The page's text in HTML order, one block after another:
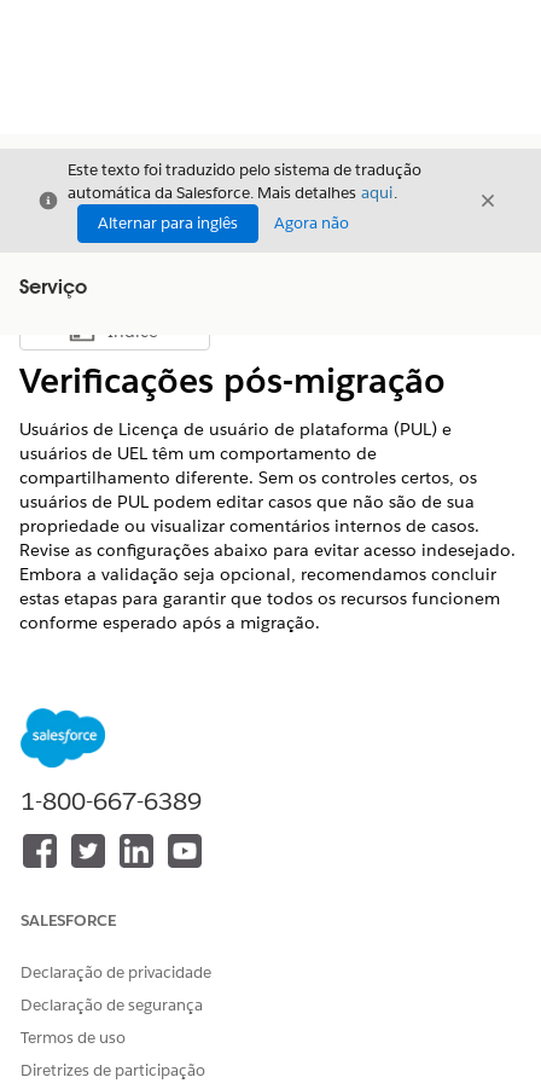
Fechar
Este texto foi traduzido pelo sistema de tradução
automática da Salesforce. Mais detalhes aqui.
Alternar para inglês
Agora não
Fechar
Serviço
Mostrar índice
Índice
Verificações pós-migração
Usuários de Licença de usuário de plataforma (PUL) e
usuários de UEL têm um comportamento de
compartilhamento diferente. Sem os controles certos, os
usuários de PUL podem editar casos que não são de sua
propriedade ou visualizar comentários internos de casos.
Revise as configurações abaixo para evitar acesso indesejado.
Embora a validação seja opcional, recomendamos concluir
estas etapas para garantir que todos os recursos funcionem
conforme esperado após a migração.
Exibir edições com suporte
essenciais
Confirme se as configurações de linha de base necessárias
estão habilitadas para os tipos de licença UEL e PUL.
como Privado para ambos os tipos de licença.
Confirme se o seguinte está habilitado (Verdadeiro) para
ambos os tipos de licença:
Contas pessoais
Recursos de rede (Habilitado, Membro e Usuário
1-800-667-6389
SALESFORCE
Declaração de privacidade
Declaração de segurança
Termos de uso
Diretrizes de participação